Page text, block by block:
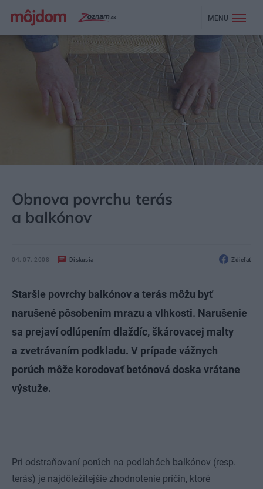
MENU
Obnova povrchu terás
a balkónov
04. 07. 2008 Diskusia Zdieľať
Staršie povrchy balkónov a terás môžu byť
narušené pôsobením mrazu a vlhkosti. Narušenie
sa prejaví odlúpením dlaždíc, škárovacej malty
a zvetrávaním podkladu. V prípade vážnych
porúch môže korodovať betónová doska vrátane
výstuže.
Pri odstraňovaní porúch na podlahách balkónov (resp.
terás) je najdôležitejšie zhodnotenie príčin, ktoré